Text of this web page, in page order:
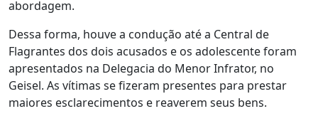
abordagem.
Dessa forma, houve a condução até a Central de
Flagrantes dos dois acusados e os adolescente foram
apresentados na Delegacia do Menor Infrator, no
Geisel. As vítimas se fizeram presentes para prestar
maiores esclarecimentos e reaverem seus bens.